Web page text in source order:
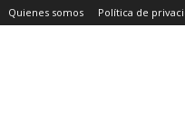
Quienes somos Política de